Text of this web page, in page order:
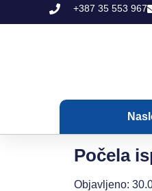
+387 35 553 967
Počela
Objavljeno: